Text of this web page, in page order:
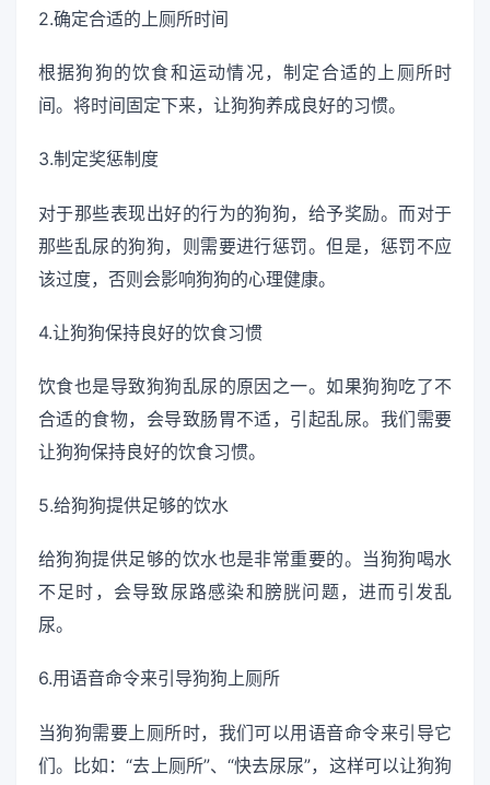
2.确定合适的上厕所时间
根据狗狗的饮食和运动情况，制定合适的上厕所时
间。将时间固定下来，让狗狗养成良好的习惯。
3.制定奖惩制度
对于那些表现出好的行为的狗狗，给予奖励。而对于
那些乱尿的狗狗，则需要进行惩罚。但是，惩罚不应
该过度，否则会影响狗狗的心理健康。
4.让狗狗保持良好的饮食习惯
饮食也是导致狗狗乱尿的原因之一。如果狗狗吃了不
合适的食物，会导致肠胃不适，引起乱尿。我们需要
让狗狗保持良好的饮食习惯。
5.给狗狗提供足够的饮水
给狗狗提供足够的饮水也是非常重要的。当狗狗喝水
不足时，会导致尿路感染和膀胱问题，进而引发乱
尿。
6.用语音命令来引导狗狗上厕所
当狗狗需要上厕所时，我们可以用语音命令来引导它
们。比如：“去上厕所”、“快去尿尿”，这样可以让狗狗